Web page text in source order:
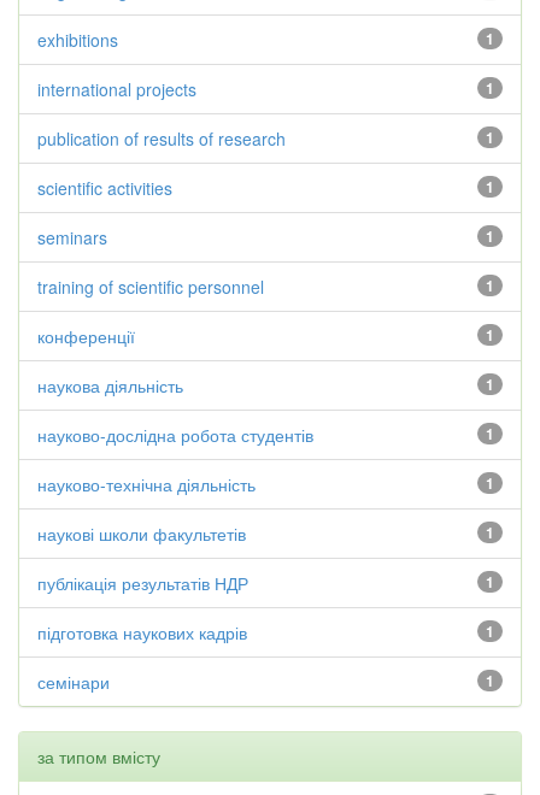
1
exhibitions
1
international projects
1
publication of results of research
1
scientific activities
1
seminars
1
training of scientific personnel
1
конференції
1
наукова діяльність
1
науково-дослідна робота студентів
1
науково-технічна діяльність
1
наукові школи факультетів
1
публікація результатів НДР
1
підготовка наукових кадрів
1
семінари
за типом вмісту